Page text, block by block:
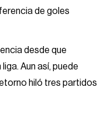
de goles
desde que
Aun así, puede
hiló tres partidos